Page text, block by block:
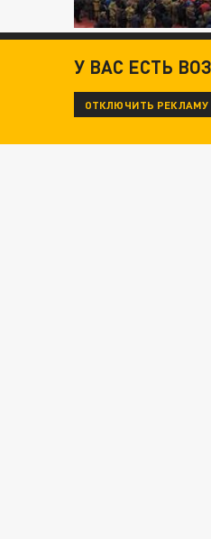
У ВАС ЕСТЬ
ОТКЛЮЧИТЬ РЕКЛАМУ